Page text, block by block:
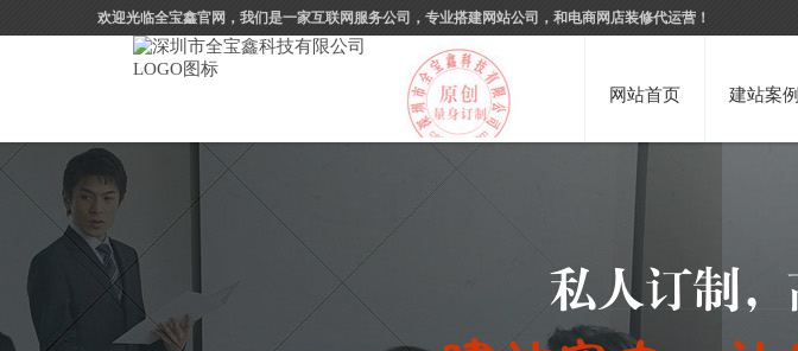
欢迎光临全宝鑫官网，我们是一家互联网服务公司，专业搭建网站公司，和电商网店装修代运营！
网站首页 建站案例